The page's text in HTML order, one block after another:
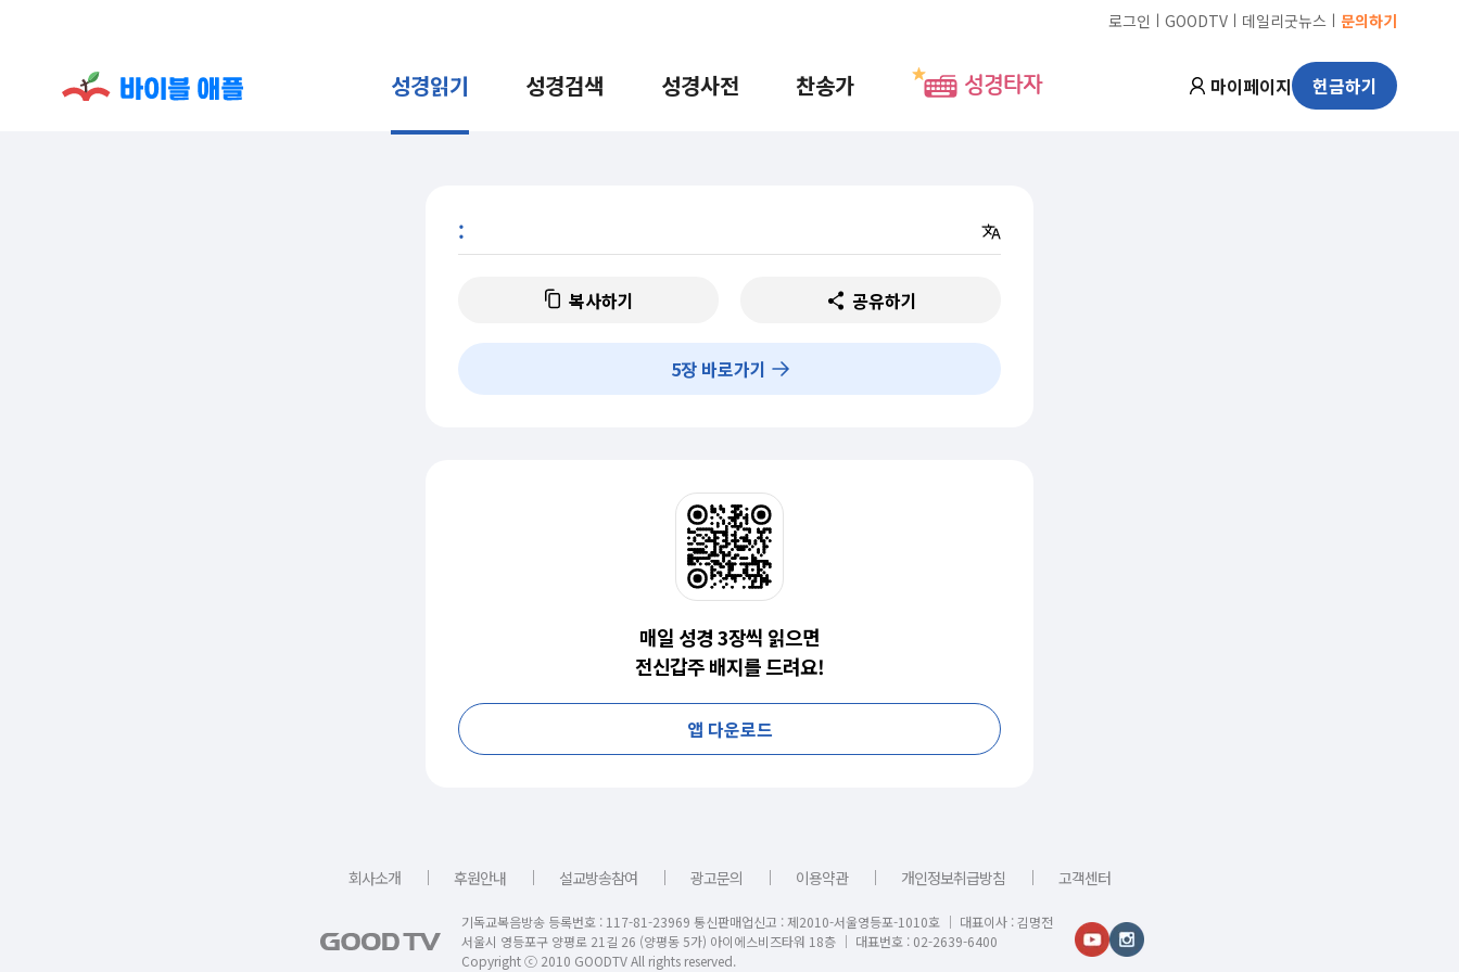
로그인 ㅣ GOODTV ㅣ 데일리굿뉴스 ㅣ 문의하기
성경읽기 성경검색 성경사전 찬송가 성경타자 마이페이지 헌금하기
:
복사하기 공유하기
5장 바로가기
매일 성경 3장씩 읽으면
전신갑주 배지를 드려요!
앱 다운로드
회사소개 ｜ 후원안내 ｜ 설교방송참여 ｜ 광고문의 ｜ 이용약관 ｜ 개인정보취급방침 ｜ 고객센터
기독교복음방송 등록번호 : 117-81-23969 통신판매업신고 : 제2010-서울영등포-1010호 │ 대표이사 : 김명전
서울시 영등포구 양평로 21길 26 (양평동 5가) 아이에스비즈타워 18층 │ 대표번호 : 02-2639-6400
Copyright ⓒ 2010 GOODTV All rights reserved.